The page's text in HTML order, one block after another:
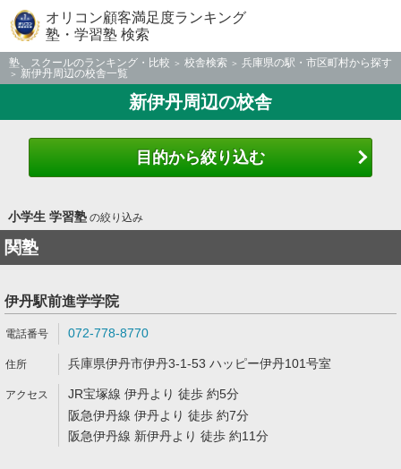
オリコン顧客満足度ランキング
塾・学習塾 検索
塾、スクールのランキング・比較 校舎検索
兵庫県の駅・市区町村から探す
新伊丹周辺の校舎一覧
新伊丹周辺の校舎
目的から絞り込む
小学生 学習塾の絞り込み
関塾
伊丹駅前進学学院
072-778-8770
兵庫県伊丹市伊丹3-1-53 ハッピー伊丹101号室
JR宝塚線 伊丹より 徒歩 約5分
阪急伊丹線 伊丹より 徒歩 約7分
阪急伊丹線 新伊丹より 徒歩 約11分